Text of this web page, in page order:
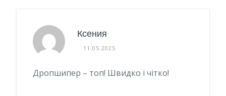
Ксения
11.05.2025
Дропшипер – топ! Швидко і чітко!